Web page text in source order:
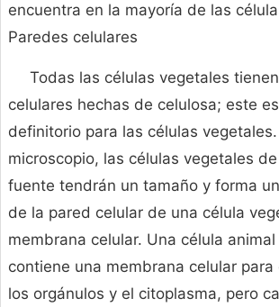
encuentra en la mayoría de las
Paredes celulares
Todas las células vegetales
celulares hechas de celulosa; este
definitorio para las células
microscopio, las células vegetales
fuente tendrán un tamaño y forma
de la pared celular de una célula
membrana celular. Una célula
contiene una membrana celular
los orgánulos y el citoplasma, pero